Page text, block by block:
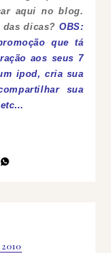
aqui no blog.
das dicas?OBS:
que tá
aos seus 7
ipod, cria sua
sua